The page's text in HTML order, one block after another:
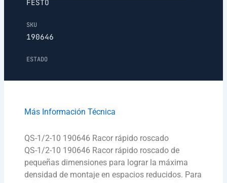
FESTO
SKU
190646
ESTADO
Más Información Técnica
QS-1/2-10 190646 Racor rápido roscado
QS-1/2-10 190646 Racor rápido roscado de
pequeñas dimensiones para lograr la máxima
densidad de montaje en espacios reducidos. Para